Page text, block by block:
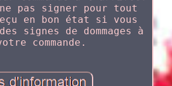
pas signer pour tout
en bon état si vous
signes de dommages à
commande.